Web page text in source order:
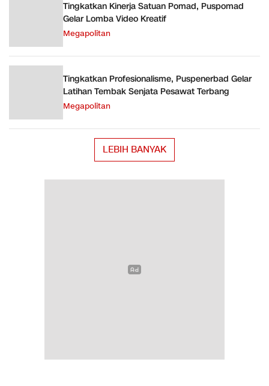
Tingkatkan Kinerja Satuan Pomad, Puspomad
Gelar Lomba Video Kreatif
Megapolitan
Tingkatkan Profesionalisme, Puspenerbad Gelar
Latihan Tembak Senjata Pesawat Terbang
Megapolitan
LEBIH BANYAK